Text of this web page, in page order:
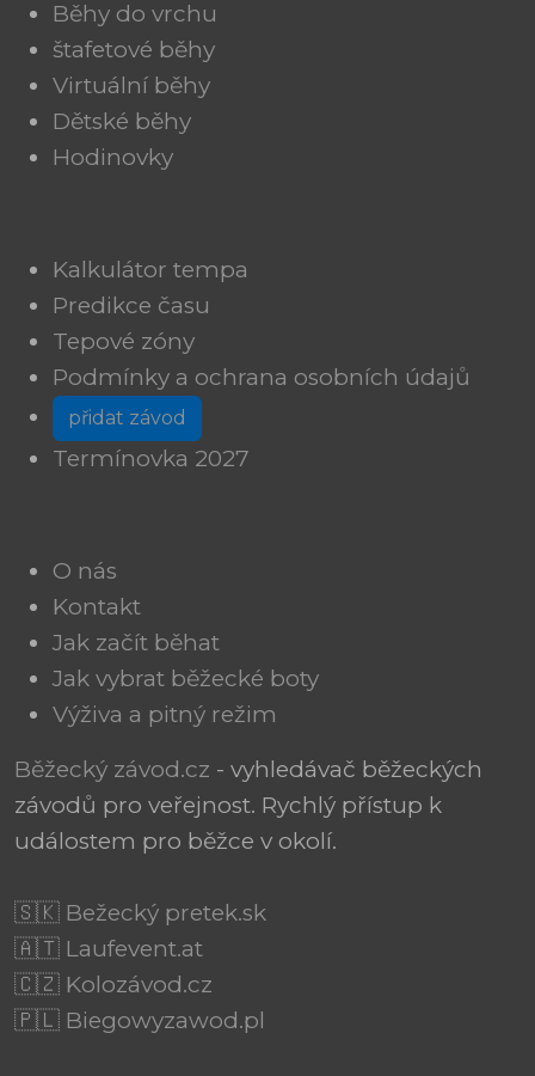
Běhy do vrchu
štafetové běhy
Virtuální běhy
Dětské běhy
Hodinovky
Kalkulátor tempa
Predikce času
Tepové zóny
Podmínky a ochrana osobních údajů
přidat závod
Termínovka 2027
O nás
Kontakt
Jak začít běhat
Jak vybrat běžecké boty
Výživa a pitný režim
Běžecký závod.cz - vyhledávač běžeckých
závodů pro veřejnost. Rychlý přístup k
událostem pro běžce v okolí.
🇸🇰 Bežecký pretek.sk
🇦🇹 Laufevent.at
🇨🇿 Kolozávod.cz
🇵🇱 Biegowyzawod.pl